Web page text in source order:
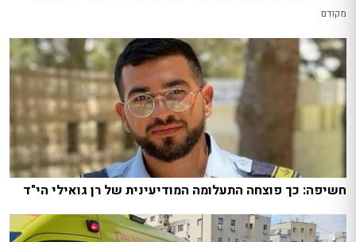
מקודם
חשיפה: כך פוצחה התעלומה המודיעינית של רן גואילי הי"ד